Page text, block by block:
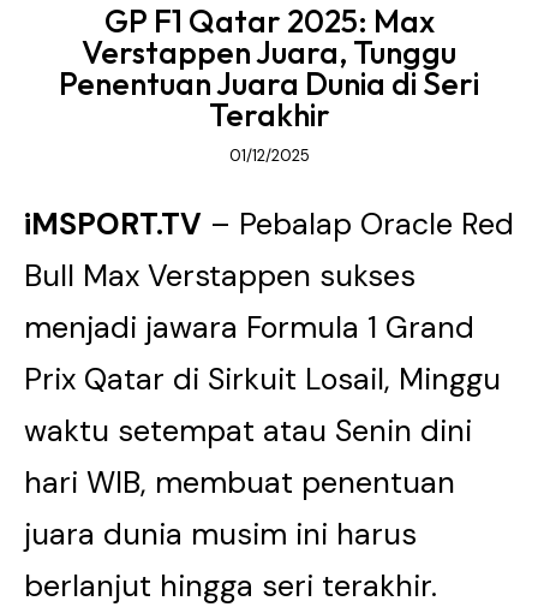
GP F1 Qatar 2025: Max
Verstappen Juara, Tunggu
Penentuan Juara Dunia di Seri
Terakhir
01/12/2025
iMSPORT.TV – Pebalap Oracle Red
Bull Max Verstappen sukses
menjadi jawara Formula 1 Grand
Prix Qatar di Sirkuit Losail, Minggu
waktu setempat atau Senin dini
hari WIB, membuat penentuan
juara dunia musim ini harus
berlanjut hingga seri terakhir.